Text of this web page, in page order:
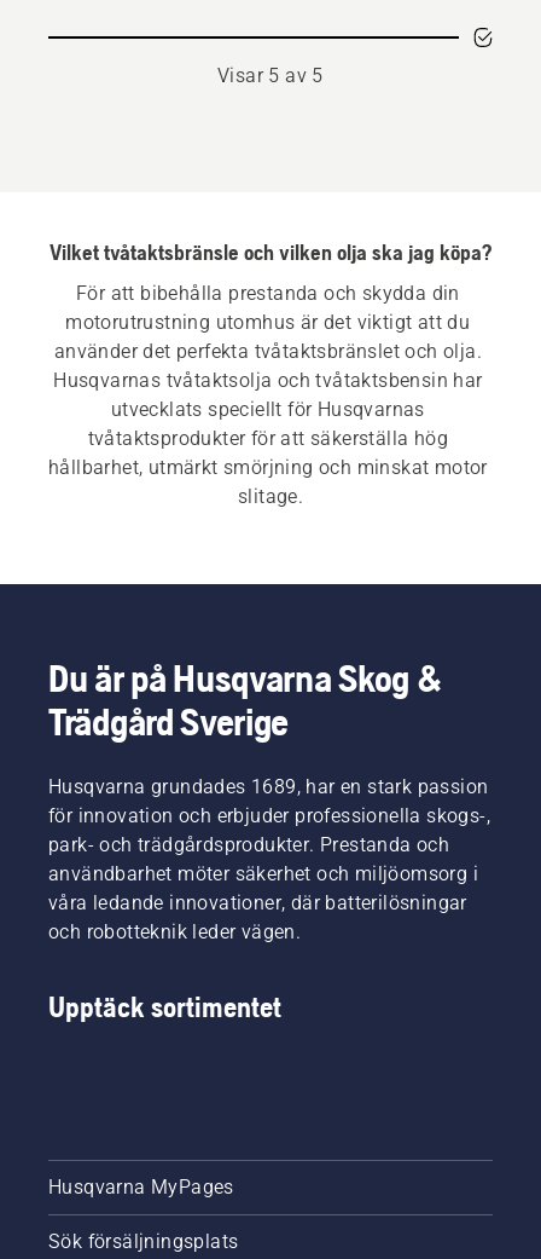
Visar 5 av 5
Vilket tvåtaktsbränsle och vilken olja ska jag köpa?
För att bibehålla prestanda och skydda din
motorutrustning utomhus är det viktigt att du
använder det perfekta tvåtaktsbränslet och olja.
Husqvarnas tvåtaktsolja och tvåtaktsbensin har
utvecklats speciellt för Husqvarnas
tvåtaktsprodukter för att säkerställa hög
hållbarhet, utmärkt smörjning och minskat motor
slitage.
Du är på Husqvarna Skog &
Trädgård Sverige
Husqvarna grundades 1689, har en stark passion
för innovation och erbjuder professionella skogs-,
park- och trädgårdsprodukter. Prestanda och
användbarhet möter säkerhet och miljöomsorg i
våra ledande innovationer, där batterilösningar
och robotteknik leder vägen.
Upptäck sortimentet
Husqvarna MyPages
Sök försäljningsplats